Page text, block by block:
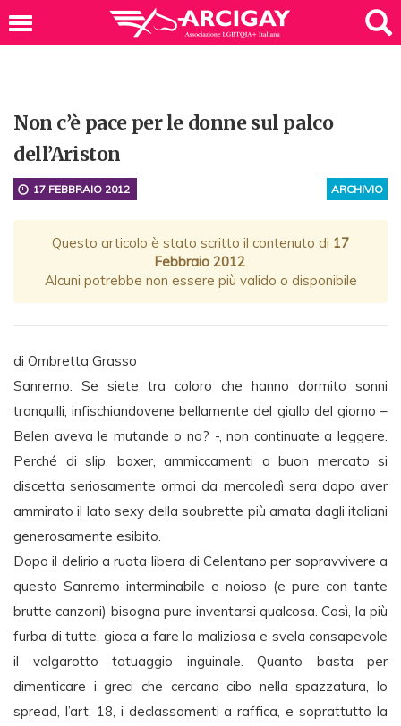
Non c’è pace per le donne sul palco
dell’Ariston
ARCHIVIO
17 FEBBRAIO 2012
Questo articolo è stato scritto il contenuto di 17
Febbraio 2012.
Alcuni potrebbe non essere più valido o disponibile
di Ombretta Grasso
Sanremo. Se siete tra coloro che hanno dormito sonni
tranquilli, infischiandovene bellamente del giallo del giorno –
Belen aveva le mutande o no? -, non continuate a leggere.
Perché di slip, boxer, ammiccamenti a buon mercato si
discetta seriosamente ormai da mercoledì sera dopo aver
ammirato il lato sexy della soubrette più amata dagli italiani
generosamente esibito.
Dopo il delirio a ruota libera di Celentano per sopravvivere a
questo Sanremo interminabile e noioso (e pure con tante
brutte canzoni) bisogna pure inventarsi qualcosa. Così, la più
furba di tutte, gioca a fare la maliziosa e svela consapevole
il volgarotto tatuaggio inguinale. Quanto basta per
dimenticare i greci che cercano cibo nella spazzatura, lo
spread, l’art. 18, i declassamenti a raffica, e soprattutto la